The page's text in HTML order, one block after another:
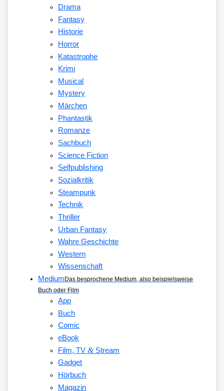
Drama
Fantasy
Historie
Horror
Katastrophe
Krimi
Musical
Mystery
Märchen
Phantastik
Romanze
Sachbuch
Science Fiction
Selfpublishing
Sozialkritik
Steampunk
Technik
Thriller
Urban Fantasy
Wahre Geschichte
Western
Wissenschaft
Medium Das besprochene Medium, also beispielsweise
Buch oder Film
App
Buch
Comic
eBook
Film, TV&Stream
Gadget
Hörbuch
Magazin